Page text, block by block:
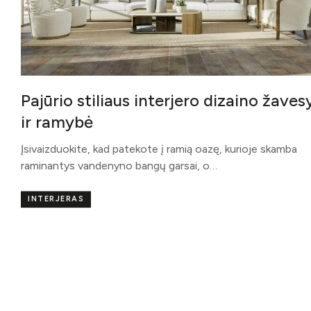
Pajūrio stiliaus interjero dizaino
ir ramybė
Įsivaizduokite, kad patekote į ramią oazę, kurioje skamba
raminantys vandenyno bangų garsai, o…
INTERJERAS